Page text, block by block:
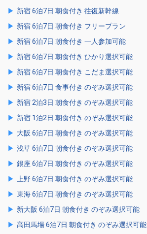
新宿 6泊7日 朝食付き 往復新幹線
新宿 6泊7日 朝食付き フリープラン
新宿 6泊7日 朝食付き 一人参加可能
新宿 6泊7日 朝食付き ひかり選択可能
新宿 6泊7日 朝食付き こだま選択可能
新宿 6泊7日 食事付き のぞみ選択可能
新宿 2泊3日 朝食付き のぞみ選択可能
新宿 1泊2日 朝食付き のぞみ選択可能
大阪 6泊7日 朝食付き のぞみ選択可能
浅草 6泊7日 朝食付き のぞみ選択可能
銀座 6泊7日 朝食付き のぞみ選択可能
上野 6泊7日 朝食付き のぞみ選択可能
東海 6泊7日 朝食付き のぞみ選択可能
新大阪 6泊7日 朝食付き のぞみ選択可能
高田馬場 6泊7日 朝食付き のぞみ選択可能